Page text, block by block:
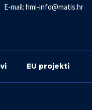
E-mail: hmi-info@matis.hr
EU projekti